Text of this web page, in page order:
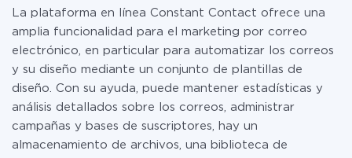
La plataforma en línea Constant Contact ofrece una
amplia funcionalidad para el marketing por correo
electrónico, en particular para automatizar los correos
y su diseño mediante un conjunto de plantillas de
diseño. Con su ayuda, puede mantener estadísticas y
análisis detallados sobre los correos, administrar
campañas y bases de suscriptores, hay un
almacenamiento de archivos, una biblioteca de